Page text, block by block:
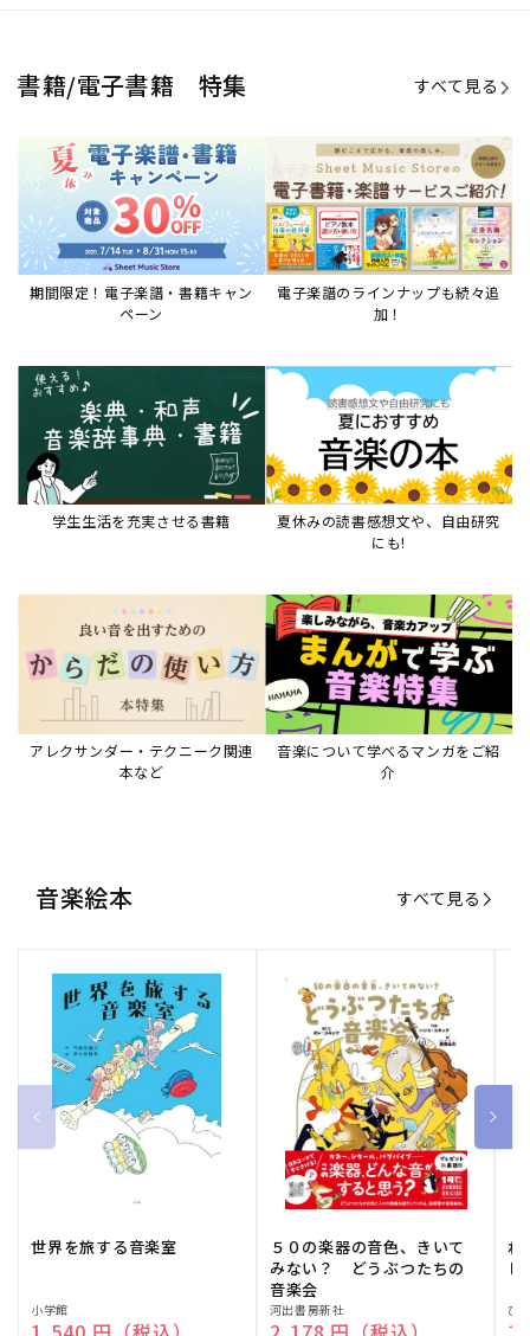
書籍/電子書籍 特集 すべて見る
期間限定！電子楽譜・書籍キャン
ペーン
電子楽譜のラインナップも続々追
加！
学生生活を充実させる書籍
夏休みの読書感想文や、自由研究
にも!
アレクサンダー・テクニーク関連
本など
音楽について学べるマンガをご紹
介
音楽絵本 すべて見る
世界を旅する音楽室
販
小学館
５０の楽器の音色、きいて
みない？ どうぶつたちの
音楽会
販
河出書房新社
ね
販ひ